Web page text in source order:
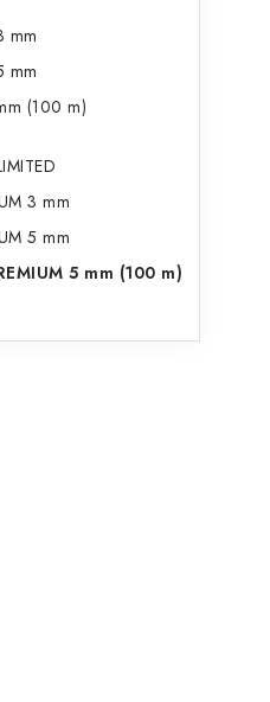
mm
mm
(100 m)
3 mm
5 mm
5 mm (100 m)